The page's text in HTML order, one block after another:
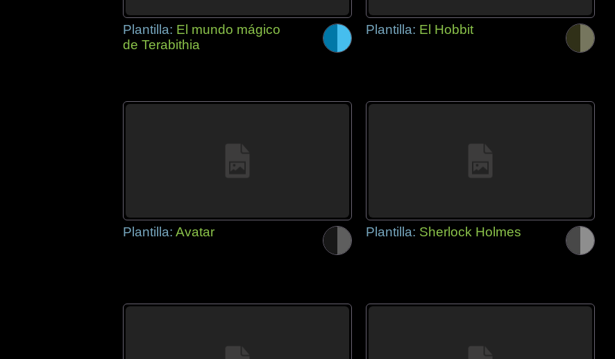
Plantilla: El mundo mágico
de Terabithia
Plantilla: El Hobbit
Plantilla: Avatar Plantilla: Sherlock Holmes